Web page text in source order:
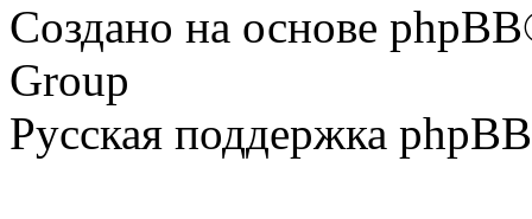
Создано на основе
Group
Русская поддержка phpBB